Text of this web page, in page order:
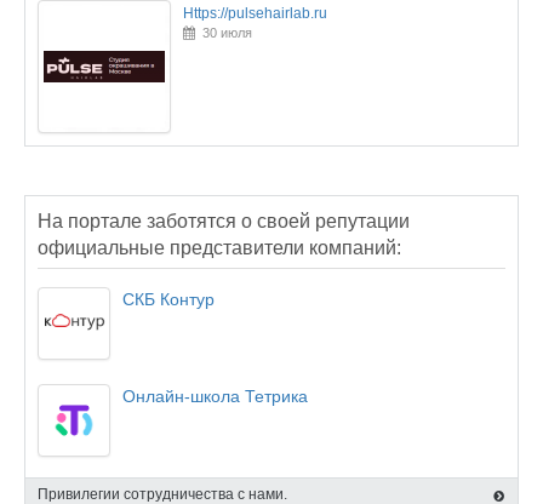
Https://pulsehairlab.ru
30 июля
На портале заботятся о своей репутации
официальные представители компаний:
СКБ Контур
Онлайн-школа Тетрика
Привилегии сотрудничества с нами.